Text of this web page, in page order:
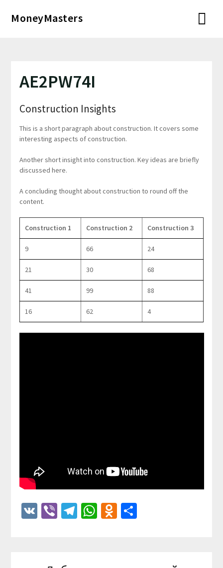
MoneyMasters
AE2PW74I
Construction Insights
This is a short paragraph about construction. It covers some
interesting aspects of construction.
Another short insight into construction. Key ideas are briefly
discussed here.
A concluding thought about construction to round off the
content.
Construction 1 Construction 2 Construction 3
9 66 24
21 30 68
41 99 88
16 62 4
VKViberTelegram
WhatsApp
Odnoklassniki
Отправить